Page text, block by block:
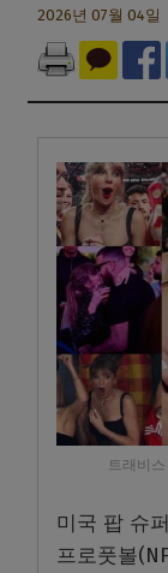
2026년 07월 04일
트래비
미국 팝 슈
프로풋볼